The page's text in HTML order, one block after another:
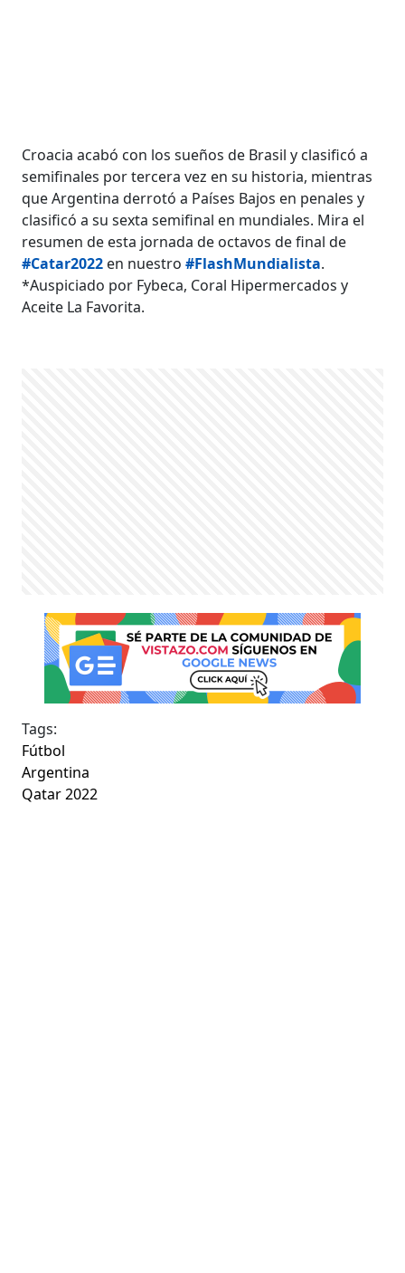
Croacia acabó con los sueños de Brasil y clasificó a
semifinales por tercera vez en su historia, mientras
que Argentina derrotó a Países Bajos en penales y
clasificó a su sexta semifinal en mundiales. Mira el
resumen de esta jornada de octavos de final de
#Catar2022 en nuestro#FlashMundialista.
*Auspiciado por Fybeca, Coral Hipermercados y
Aceite La Favorita.
Tags:
Fútbol
Argentina
Qatar 2022